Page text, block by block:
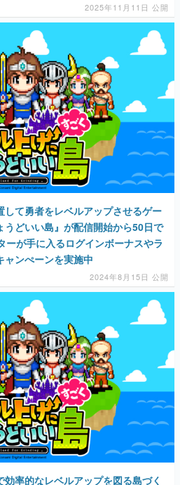
2025年11月11日 公開
て勇者をレベルアップさせるゲー
うどいい島』が配信開始から50日で
ーが手に入るログインボーナスやラ
ャンぺーンを実施中
2024年8月15日 公開
率的なレベルアップを図る島づく